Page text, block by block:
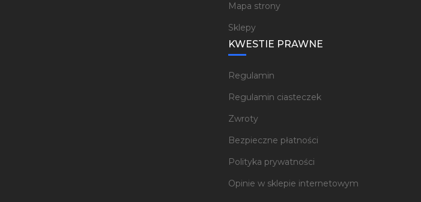
Mapa strony
Sklepy
KWESTIE PRAWNE
Regulamin
Regulamin ciasteczek
Zwroty
Bezpieczne płatności
Polityka prywatności
Opinie w sklepie internetowym